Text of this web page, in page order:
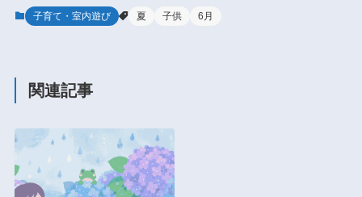
子育て・室内遊び 夏 子供 6月
関連記事